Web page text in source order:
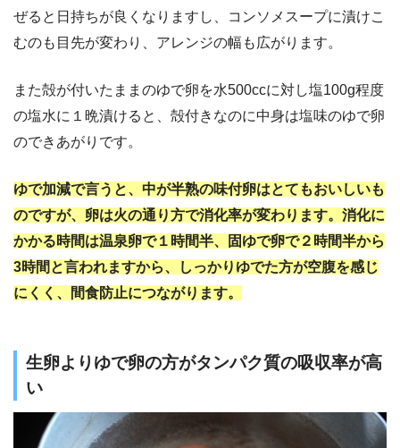
ぜると日持ちが良くなりますし、コンソメスープに漬けこ
むのも目先が変わり、アレンジの幅も広がります。
また殻が付いたままのゆで卵を水500ccに対し塩100g程度
の塩水に１晩漬けると、殻付きなのに中身は塩味のゆで卵
のできあがりです。
ゆで加減で言うと、中が半熟の味付卵はとてもおいしいも
のですが、卵は火の通り方で消化率が変わります。消化に
かかる時間は温泉卵で１時間半、固ゆで卵で２時間半から
3時間と言われますから、しっかりゆでた方が空腹を感じ
にくく、間食防止につながります。
生卵よりゆで卵の方がタンパク質の吸収率が高
い